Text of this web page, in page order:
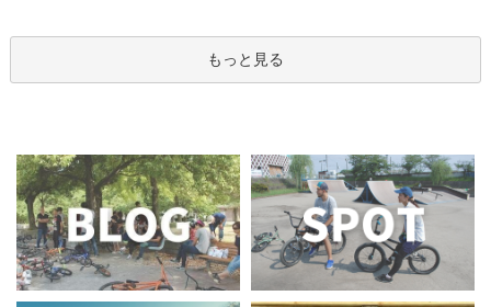
もっと見る